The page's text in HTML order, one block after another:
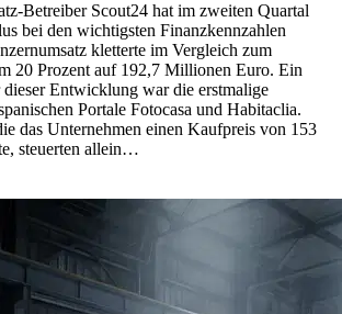
Betreiber Scout24 hat im zweiten Quartal
bei den wichtigsten Finanzkennzahlen
kletterte im Vergleich zum
20 Prozent auf 192,7 Millionen Euro. Ein
Entwicklung war die erstmalige
Portale Fotocasa und Habitaclia.
das Unternehmen einen Kaufpreis von 153
steuerten allein…